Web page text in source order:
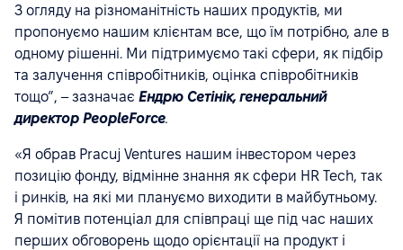
З огляду на різноманітність наших продуктів, ми
пропонуємо нашим клієнтам все, що їм потрібно, але в
одному рішенні. Ми підтримуємо такі сфери, як підбір
та залучення співробітників, оцінка співробітників
тощо”, – зазначає Ендрю Сетінік, генеральний
директор PeopleForce.
«Я обрав Pracuj Ventures нашим інвестором через
позицію фонду, відмінне знання як сфери HR Tech, так
і ринків, на які ми плануємо виходити в майбутньому.
Я помітив потенціал для співпраці ще під час наших
перших обговорень щодо орієнтації на продукт і